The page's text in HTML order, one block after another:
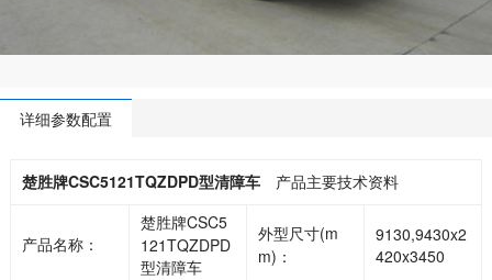
详细参数配置
楚胜牌CSC5121TQZDPD型清障车产品主要技术资料
产品名称：
楚胜牌CSC5
121TQZDPD
型清障车
外型尺寸(m
m)：
9130,9430x2
420x3450